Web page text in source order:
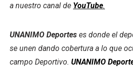
a nuestro canal de YouTube.
UNANIMO Deportes es donde el
se unen dando cobertura a lo que
campo Deportivo. UNANIMO